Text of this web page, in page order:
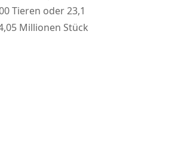
Tieren oder 23,1
Millionen Stück